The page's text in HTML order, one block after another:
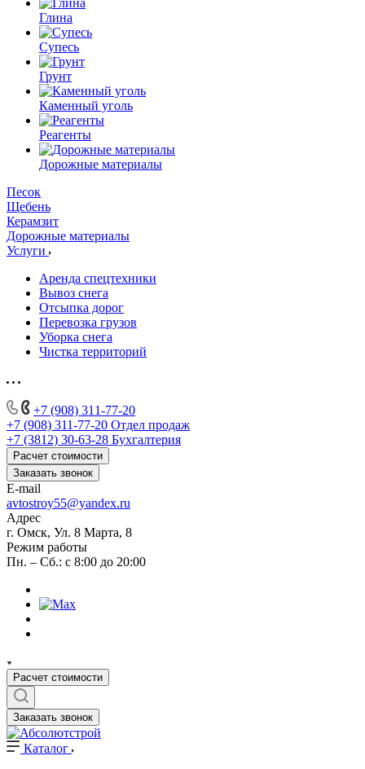
Глина
Супесь
Грунт
Каменный уголь
Реагенты
Дорожные материалы
Песок
Щебень
Керамзит
Дорожные материалы
Услуги
Аренда спецтехники
Вывоз снега
Отсыпка дорог
Перевозка грузов
Уборка снега
Чистка территорий
+7 (908) 311-77-20
+7 (908) 311-77-20 Отдел продаж
+7 (3812) 30-63-28 Бухгалтерия
Расчет стоимости
Заказать звонок
E-mail
avtostroy55@yandex.ru
Адрес
г. Омск, Ул. 8 Марта, 8
Режим работы
Пн. – Сб.: с 8:00 до 20:00
Расчет стоимости
Заказать звонок
Каталог